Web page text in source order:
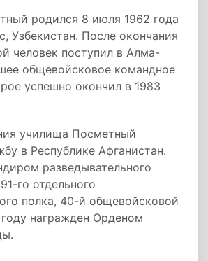
родился 8 июля 1962 года
Узбекистан. После окончания
человек поступил в Алма-
общевойсковое командное
успешно окончил в 1983
училища Посметный
в Республике Афганистан.
разведывательного
го отдельного
полка, 40-й общевойсковой
награжден Орденом